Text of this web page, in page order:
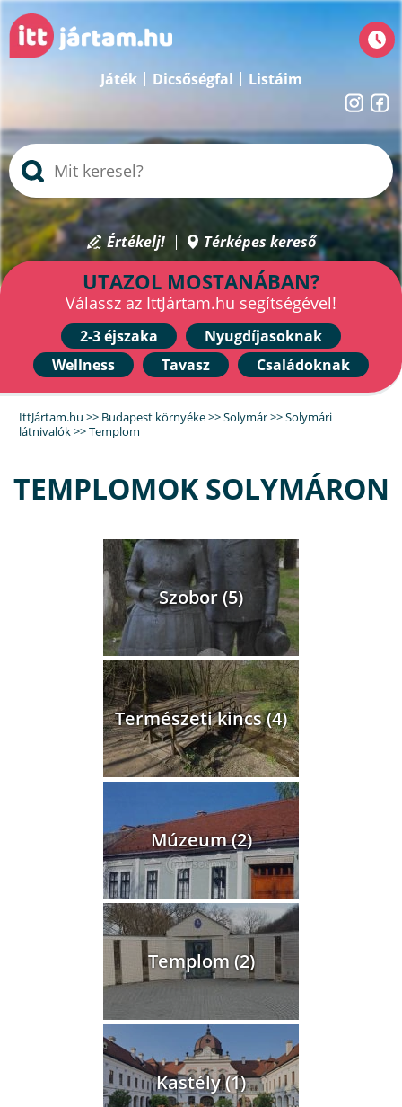
Játék Dicsőségfal Listáim
Értékelj! Térképes kereső
UTAZOL MOSTANÁBAN?
Válassz az IttJártam.hu segítségével!
2-3 éjszaka
Nyugdíjasoknak
Wellness
Tavasz Családoknak
IttJártam.hu >> Budapest környéke>>Solymár>>Solymári
látnivalók>> Templom
TEMPLOMOK SOLYMÁRON
Szobor (5)
Természeti kincs (4)
Múzeum (2)
Templom (2)
Kastély (1)